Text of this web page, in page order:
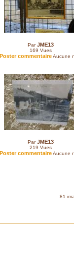
ParJME13
169 Vues
Poster commentaireAucune
ParJME13
219 Vues
Poster commentaireAucune
81